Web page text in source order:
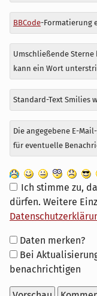
BBCode-Formatierung
Umschließende Sterne
kann ein Wort
Standard-Text Smilies
Die angegebene E-
für eventuelle
Ich stimme zu,
dürfen. Weitere
Formular-
Optionen
Daten merken?
Bei
benachrichtigen